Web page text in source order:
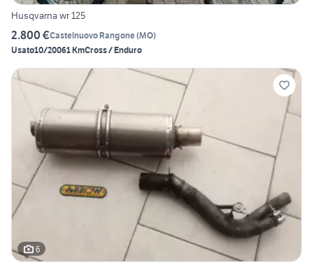
Husqvarna wr 125
2.800 €Castelnuovo Rangone(MO)
Usato10/20061 KmCross / Enduro
6